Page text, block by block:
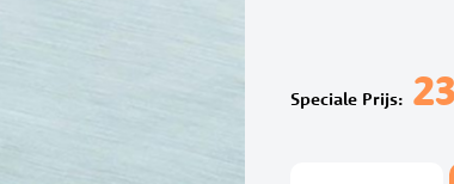
Speciale Prijs